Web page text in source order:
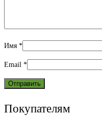
Имя *
Email *
Покупателям